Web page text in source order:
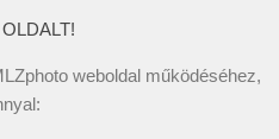
weboldal működéséhez,